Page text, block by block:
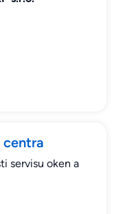
centra
servisu oken a